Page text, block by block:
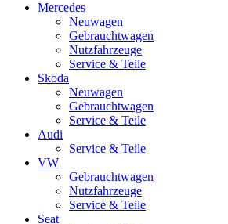
Mercedes
Neuwagen
Gebrauchtwagen
Nutzfahrzeuge
Service & Teile
Skoda
Neuwagen
Gebrauchtwagen
Service & Teile
Audi
Service & Teile
VW
Gebrauchtwagen
Nutzfahrzeuge
Service & Teile
Seat